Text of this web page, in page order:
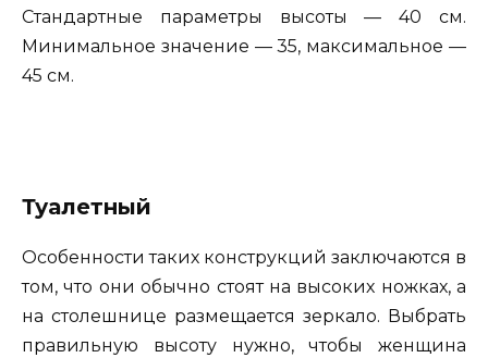
Стандартные параметры высоты — 40 см.
Минимальное значение — 35, максимальное —
45 см.
Туалетный
Особенности таких конструкций заключаются в
том, что они обычно стоят на высоких ножках, а
на столешнице размещается зеркало. Выбрать
правильную высоту нужно, чтобы женщина